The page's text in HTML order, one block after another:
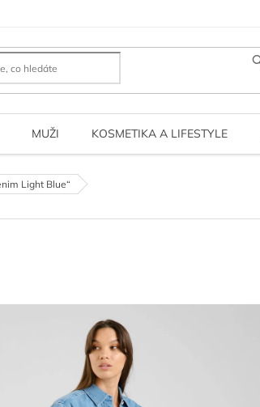
MUŽI KOSMETIKA A LIFESTYLE
Light Blue“